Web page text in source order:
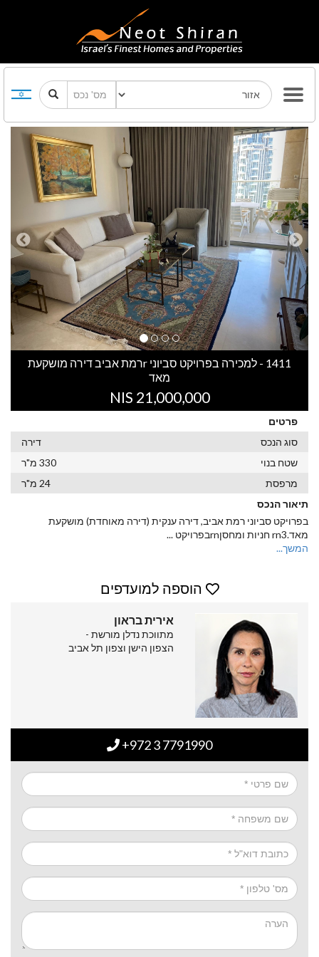
Previous Next
1411 - למכירה בפרויקט סביוני rרמת אביב דירה מושקעת
מאד
21,000,000 NIS
פרטים
סוג הנכס
דירה
שטח בנוי
330 מ"ר
מרפסת
24 מ"ר
תיאור הנכס
בפרויקט סביוני רמת אביב, דירה ענקית (דירה מאוחדת) מושקעת
מאד.rn3 חניות ומחסןrnבפרויקט
...
המשך...
הוספה למועדפים
אירית בראון
מתווכת נדלן מורשת -
הצפון הישן וצפון תל אביב
+972 3 7791990